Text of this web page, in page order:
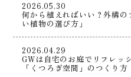
2026.05.30
何から植えればいい？外構
い植物の選び方」
2026.04.29
GWは自宅のお庭でリフレッ
「くつろぎ空間」のつくり方